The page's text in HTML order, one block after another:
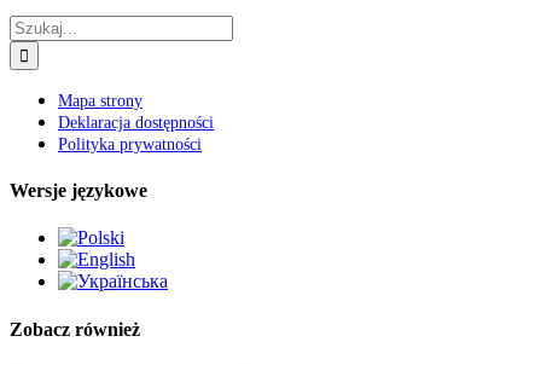
Wersje językowe
Zobacz również
Copyright 2020 Powiat Chełmski